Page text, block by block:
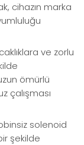
cihazın marka
ve zorlu
ömürlü
çalışması
solenoid
şekilde